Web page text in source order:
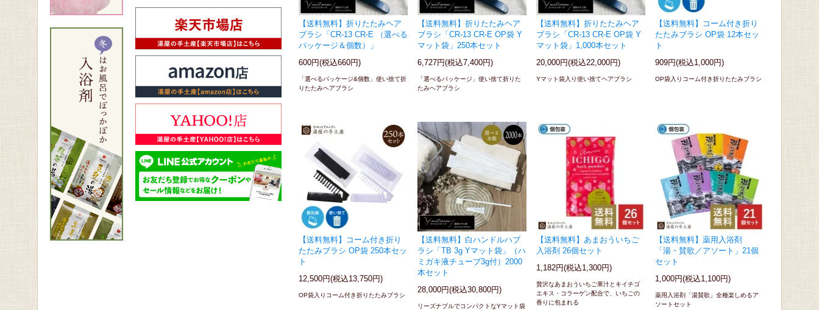
【送料無料】折りたたみヘア
ブラシ「CR-13 CR-E （選べる
パッケージ＆個数）」
600円(税込660円)
「選べるパッケージ&個数」使い捨て折
りたたみヘアブラシ
【送料無料】折りたたみヘア
ブラシ「CR-13 CR-E OP袋 Y
マット袋」250本セット
6,727円(税込7,400円)
「選べるパッケージ」使い捨て折りた
たみヘアブラシ
【送料無料】折りたたみヘア
ブラシ「CR-13 CR-E OP袋 Y
マット袋」1,000本セット
20,000円(税込22,000円)
Yマット袋入り使い捨てヘアブラシ
【送料無料】コーム付き折り
たたみブラシ OP袋 12本セッ
ト
909円(税込1,000円)
OP袋入りコーム付き折りたたみブラシ
【送料無料】コーム付き折り
たたみブラシ OP袋 250本セッ
ト
12,500円(税込13,750円)
OP袋入りコーム付き折りたたみブラシ
【送料無料】白ハンドルハブ
ラシ「TB 3g Yマット袋」（ハ
ミガキ液チューブ3g付）2000
本セット
28,000円(税込30,800円)
リーズナブルでコンパクトなYマット袋
【送料無料】あまおういちご
入浴剤 26個セット
1,182円(税込1,300円)
贅沢なあまおういちご果汁とキイチゴ
エキス・コラーゲン配合で、いちごの
香りに包まれる
【送料無料】薬用入浴剤
「湯・賛歌／アソート」21個
セット
1,000円(税込1,100円)
薬用入浴剤「湯賛歌」全種楽しめるア
ソートセット